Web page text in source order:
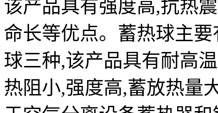
该产品具有强度高,抗热
命长等优点。蓄热球主
球三种,该产品具有耐高
热阻小,强度高,蓄放热量